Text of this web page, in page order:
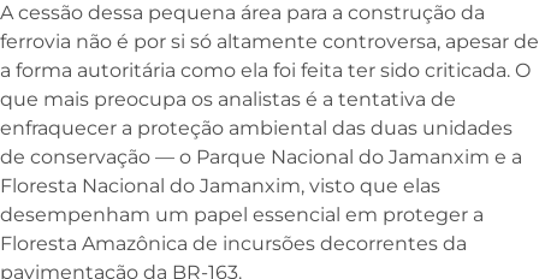
A cessão dessa pequena área para a construção da
ferrovia não é por si só altamente controversa, apesar de
a forma autoritária como ela foi feita ter sido criticada. O
que mais preocupa os analistas é a tentativa de
enfraquecer a proteção ambiental das duas unidades
de conservação — o Parque Nacional do Jamanxim e a
Floresta Nacional do Jamanxim, visto que elas
desempenham um papel essencial em proteger a
Floresta Amazônica de incursões decorrentes da
pavimentação da BR-163.